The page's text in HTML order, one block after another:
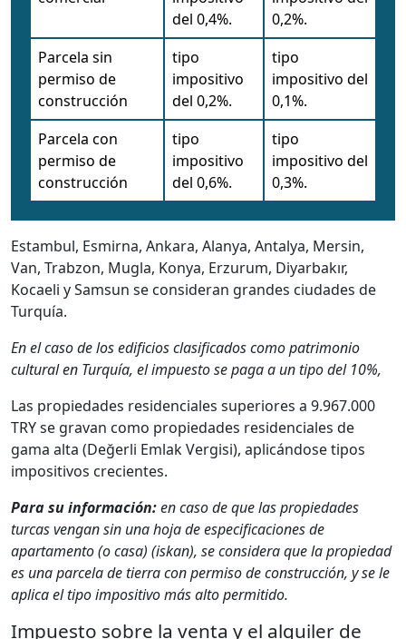
del 0,4%.
0,2%.
Parcela sin
permiso de
construcción
tipo
impositivo
del 0,2%.
tipo
impositivo del
0,1%.
Parcela con
permiso de
construcción
tipo
impositivo
del 0,6%.
tipo
impositivo del
0,3%.
Estambul, Esmirna, Ankara, Alanya, Antalya, Mersin,
Van, Trabzon, Mugla, Konya, Erzurum, Diyarbakır,
Kocaeli y Samsun se consideran grandes ciudades de
Turquía.
En el caso de los edificios clasificados como patrimonio
cultural en Turquía, el impuesto se paga a un tipo del 10%,
Las propiedades residenciales superiores a 9.967.000
TRY se gravan como propiedades residenciales de
gama alta (Değerli Emlak Vergisi), aplicándose tipos
impositivos crecientes.
Para su información:en caso de que las propiedades
turcas vengan sin una hoja de especificaciones de
apartamento (o casa) (iskan), se considera que la propiedad
es una parcela de tierra con permiso de construcción, y se le
aplica el tipo impositivo más alto permitido.
Impuesto sobre la venta y el alquiler de